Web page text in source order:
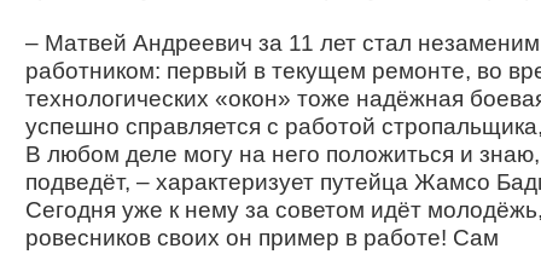
– Матвей Андреевич за 11 лет стал
работником: первый в текущем ремонте, во
технологических «окон» тоже надёжная
успешно справляется с работой
В любом деле могу на него положиться и
подведёт, – характеризует путейца Жамсо
Сегодня уже к нему за советом идёт
ровесников своих он пример в работе! Сам